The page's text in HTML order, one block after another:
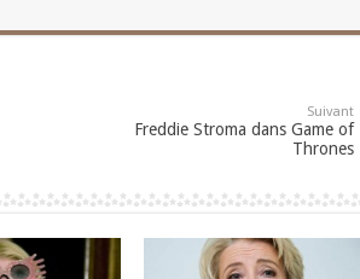
Suivant
Freddie Stroma dans Game of
Thrones